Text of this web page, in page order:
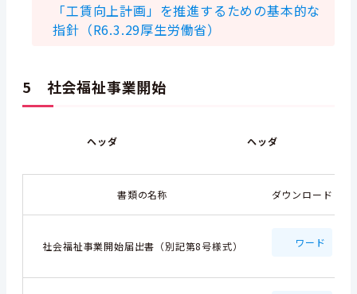
「工賃向上計画」を推進するための基本的な
指針（R6.3.29厚生労働省）
5 社会福祉事業開始
ヘッダ ヘッダ
書類の名称 ダウンロード
社会福祉事業開始届出書（別記第8号様式） ワード